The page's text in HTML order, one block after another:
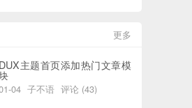
更多
DUX主题首页添加热门文章模
04 子不语 评论 (43)